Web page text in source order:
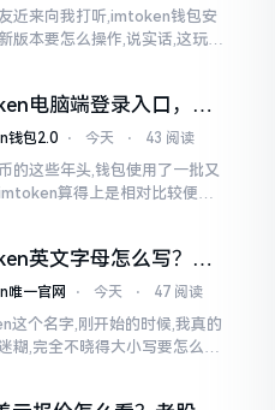
近来向我打听,imtoken钱包安
版本要怎么操作,说实话,这玩意
电脑端登录入口，地
里
钱包2.0 ⋅ 今天 ⋅ 43 阅读
的这些年头,钱包使用了一批又
算得上是相对比较便于
觅电脑端的入口。
英文字母怎么写？正
看这里
唯一官网 ⋅ 今天 ⋅ 47 阅读
这个名字,刚开始的时候,我真的
糊,完全不晓得大小写要怎么去